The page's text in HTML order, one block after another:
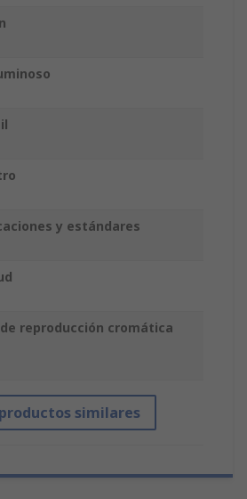
y estándares
reproducción cromática
similares